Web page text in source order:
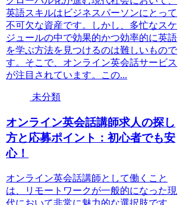
英語スキルはビジネスパーソンにとって
不可欠な資産です。しかし、多忙なスケ
ジュールの中で効果的かつ効率的に英語
を学ぶ方法を見つけるのは難しいもので
す。そこで、オンライン英会話サービス
が注目されています。この...
未分類
オンライン英会話講師求人の探し
方と応募ポイント：初心者でも安
心！
オンライン英会話講師として働くこと
は、リモートワークが一般的になった現
代において非常に魅力的な選択肢です。